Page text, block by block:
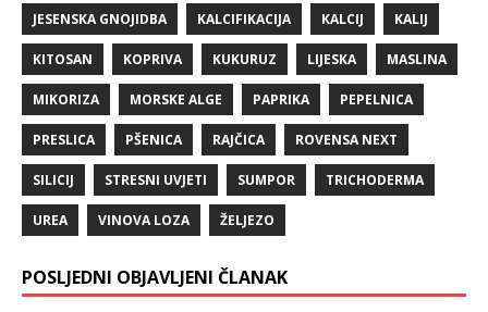
JESENSKA GNOJIDBA KALCIFIKACIJA KALCIJ KALIJ
KITOSAN KOPRIVA KUKURUZ LIJESKA MASLINA
MIKORIZA MORSKE ALGE PAPRIKA PEPELNICA
PRESLICA PŠENICA RAJČICA ROVENSA NEXT
SILICIJ STRESNI UVJETI SUMPOR TRICHODERMA
UREA VINOVA LOZA ŽELJEZO
POSLJEDNI OBJAVLJENI ČLANAK